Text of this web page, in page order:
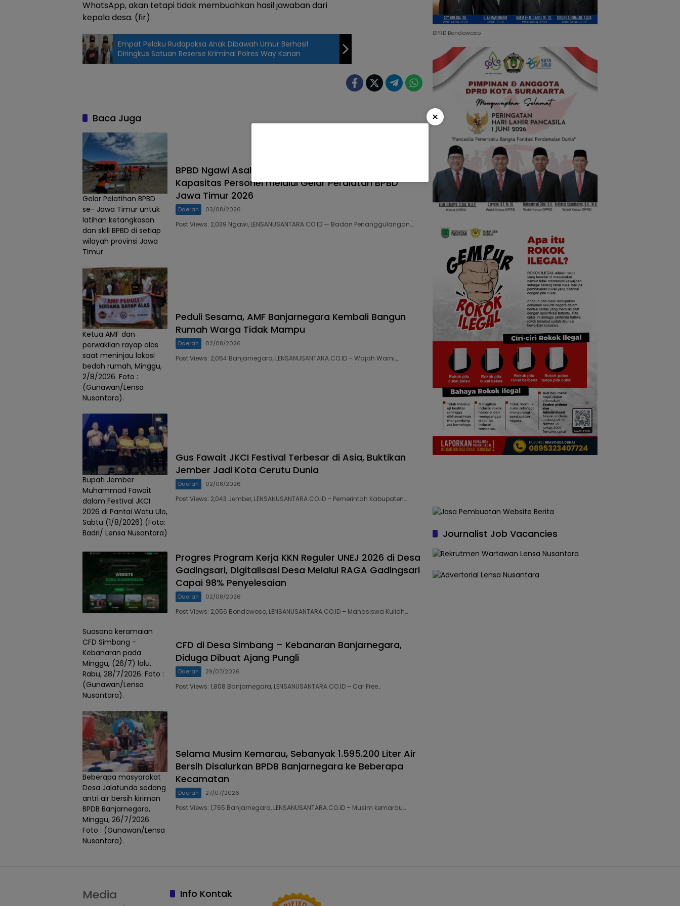
WhatsApp, akan tetapi tidak membuahkan hasil jawaban dari
kepala desa. (fir)
Empat Pelaku Rudapaksa Anak Dibawah Umur Berhasil
Diringkus Satuan Reserse Kriminal Polres Way Kanan
Baca Juga
Gelar Pelatihan BPBD
se- Jawa Timur untuk
latihan ketangkasan
dan skill BPBD di setiap
wilayah provinsi Jawa
Timur
BPBD Ngawi Asah Ketangkasan dan Tingkatkan
Kapasitas Personel melalui Gelar Peralatan BPBD
Jawa Timur 2026
Daerah 03/08/2026
Post Views: 2,039 Ngawi, LENSANUSANTARA.CO.ID — Badan Penanggulangan…
Ketua AMF dan
perwakilan rayap alas
saat meninjau lokasi
bedah rumah, Minggu,
2/8/2026. Foto :
(Gunawan/Lensa
Nusantara).
Peduli Sesama, AMF Banjarnegara Kembali Bangun
Rumah Warga Tidak Mampu
Daerah 02/08/2026
Post Views: 2,054 Banjarnegara, LENSANUSANTARA.CO.ID – Wajah Warni,…
Bupati Jember
Muhammad Fawait
dalam Festival JKCI
2026 di Pantai Watu Ulo,
Sabtu (1/8/2026).(Foto:
Badri/ Lensa Nusantara)
Gus Fawait JKCI Festival Terbesar di Asia, Buktikan
Jember Jadi Kota Cerutu Dunia
Daerah 02/08/2026
Post Views: 2,043 Jember, LENSANUSANTARA.CO.ID – Pemerintah Kabupaten…
Progres Program Kerja KKN Reguler UNEJ 2026 di Desa
Gadingsari, Digitalisasi Desa Melalui RAGA Gadingsari
Capai 98% Penyelesaian
Daerah 02/08/2026
Post Views: 2,056 Bondowoso, LENSANUSANTARA.CO.ID – Mahasiswa Kuliah…
Suasana keramaian
CFD Simbang -
Kebanaran pada
Minggu, (26/7) lalu,
Rabu, 28/7/2026. Foto :
(Gunawan/Lensa
Nusantara).
CFD di Desa Simbang – Kebanaran Banjarnegara,
Diduga Dibuat Ajang Pungli
Daerah 29/07/2026
Post Views: 1,808 Banjarnegara, LENSANUSANTARA.CO.ID – Car Free…
Beberapa masyarakat
Desa Jalatunda sedang
antri air bersih kiriman
BPDB Banjarnegara,
Minggu, 26/7/2026.
Foto : (Gunawan/Lensa
Nusantara).
Selama Musim Kemarau, Sebanyak 1.595.200 Liter Air
Bersih Disalurkan BPDB Banjarnegara ke Beberapa
Kecamatan
Daerah 27/07/2026
Post Views: 1,765 Banjarnegara, LENSANUSANTARA.CO.ID – Musim kemarau…
DPRD Bondowoso
Journalist Job Vacancies
Media
Info Kontak
×